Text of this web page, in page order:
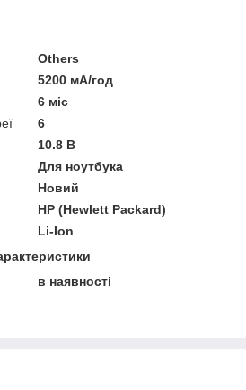
Others
5200 мА/год
6 міс
6
10.8 В
Для ноутбука
Новий
HP (Hewlett Packard)
Li-Ion
в наявності